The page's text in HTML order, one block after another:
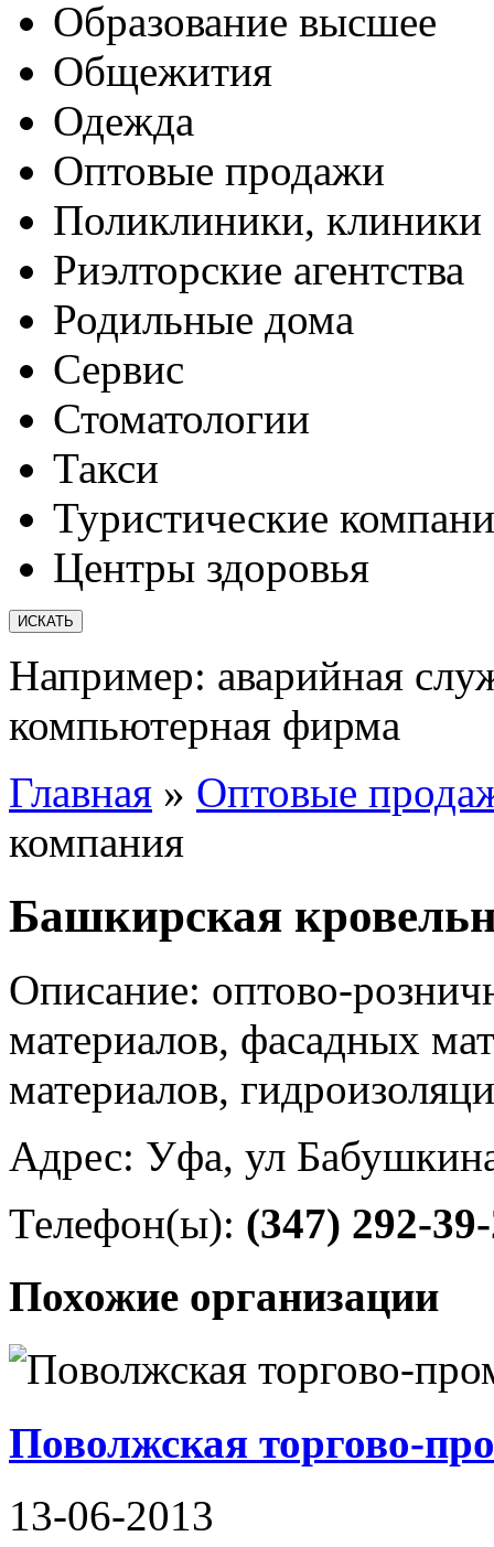
Образование высшее
Общежития
Одежда
Оптовые продажи
Поликлиники, клиники
Риэлторские агентства
Родильные дома
Сервис
Стоматологии
Такси
Туристические
Центры здоровья
Например: аварийная
компьютерная фирма
Главная » Оптовые
компания
Башкирская
Описание: оптово-
материалов, фасадных
материалов,
Адрес: Уфа, ул
Телефон(ы): (347) 292-
Похожие организации
Поволжская торгово-
13-06-2013